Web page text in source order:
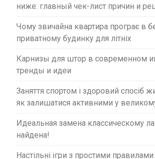
ниже: главный чек-лист причин и
Чому звичайна квартира програє в
приватному будинку для літніх
Карнизы для штор в современном
тренды и идеи
Заняття спортом і здоровий спосіб
як залишатися активними у
Идеальная замена классическому
найдена!
Настільні ігри з простими правилами